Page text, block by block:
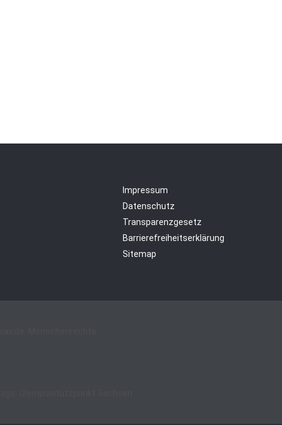
Impressum
Datenschutz
Transparenzgesetz
Barrierefreiheitserklärung
Sitemap